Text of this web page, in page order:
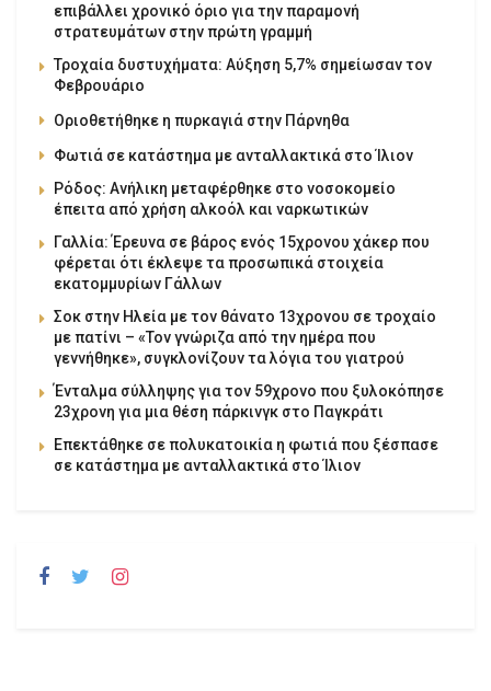
επιβάλλει χρονικό όριο για την παραμονή
στρατευμάτων στην πρώτη γραμμή
Τροχαία δυστυχήματα: Αύξηση 5,7% σημείωσαν τον
Φεβρουάριο
Οριοθετήθηκε η πυρκαγιά στην Πάρνηθα
Φωτιά σε κατάστημα με ανταλλακτικά στο Ίλιον
Ρόδος: Ανήλικη μεταφέρθηκε στο νοσοκομείο
έπειτα από χρήση αλκοόλ και ναρκωτικών
Γαλλία: Έρευνα σε βάρος ενός 15χρονου χάκερ που
φέρεται ότι έκλεψε τα προσωπικά στοιχεία
εκατομμυρίων Γάλλων
Σοκ στην Ηλεία με τον θάνατο 13χρονου σε τροχαίο
με πατίνι – «Τον γνώριζα από την ημέρα που
γεννήθηκε», συγκλονίζουν τα λόγια του γιατρού
Ένταλμα σύλληψης για τον 59χρονο που ξυλοκόπησε
23χρονη για μια θέση πάρκινγκ στο Παγκράτι
Επεκτάθηκε σε πολυκατοικία η φωτιά που ξέσπασε
σε κατάστημα με ανταλλακτικά στο Ίλιον